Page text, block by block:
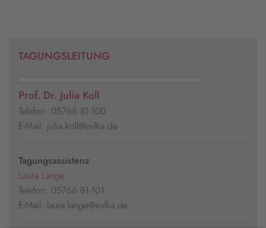
TAGUNGSLEITUNG
Prof. Dr. Julia Koll
Telefon: 05766 81-100
E-Mail: julia.koll@evlka.de
Tagungsassistenz
Laura Lange
Telefon: 05766 81-101
E-Mail: laura.lange@evlka.de